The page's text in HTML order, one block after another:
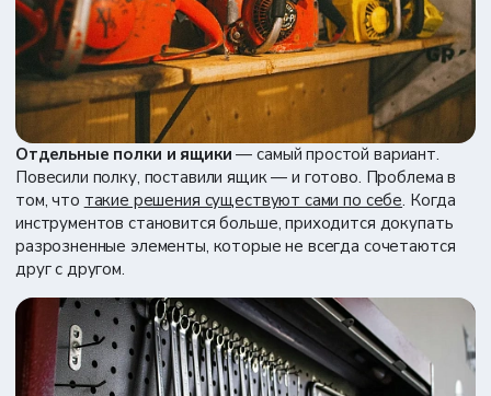
Отдельные полки и ящики — самый простой вариант.
Повесили полку, поставили ящик — и готово. Проблема в
том, что такие решения существуют сами по себе. Когда
инструментов становится больше, приходится докупать
разрозненные элементы, которые не всегда сочетаются
друг с другом.